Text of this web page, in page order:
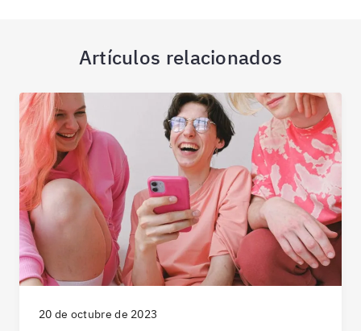
Artículos relacionados
20 de octubre de 2023